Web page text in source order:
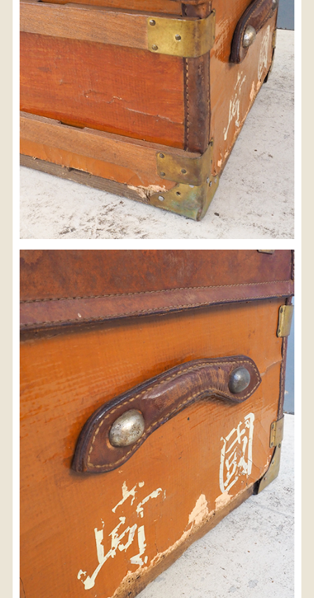
水屋箪笥 2557 松本民芸 踏台 2678 2990
箪笥 B2770 1601 2471